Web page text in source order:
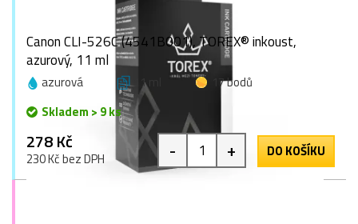
Canon CLI-526C (4541B001), TOREX® inkoust,
azurový, 11 ml
azurová 11 ml
17 bodů
Skladem > 9 ks
278 Kč
230 Kč bez DPH - + DO KOŠÍKU